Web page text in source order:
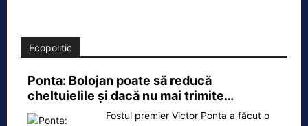
Ecopolitic
Ponta: Bolojan poate să reducă
cheltuielile şi dacă nu mai trimite…
Fostul premier Victor Ponta a făcut o